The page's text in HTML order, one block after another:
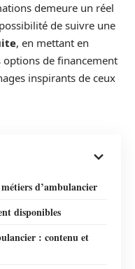
demeure un réel
de suivre une
, en mettant en
options de financement
inspirants de ceux
d’ambulancier
disponibles
: contenu et